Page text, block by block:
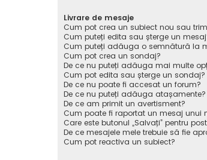
Livrare de mesaje
Cum pot crea un subiect nou sau
Cum puteți edita sau șterge un
Cum puteți adăuga o semnătură la
Cum pot crea un sondaj?
De ce nu puteți adăuga mai multe
Cum pot edita sau șterge un sondaj?
De ce nu poate fi accesat un forum?
De ce nu puteți adăuga atașamente?
De ce am primit un avertisment?
Cum poate fi raportat un mesaj unui
Care este butonul „Salvați” pentru
De ce mesajele mele trebuie să fie
Cum pot reactiva un subiect?